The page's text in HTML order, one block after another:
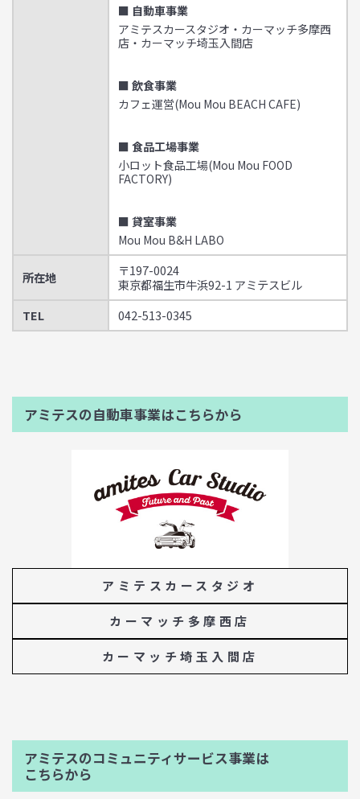
■ 自動車事業
アミテスカースタジオ・カーマッチ多摩西
店・カーマッチ埼玉入間店
■ 飲食事業
カフェ運営(Mou Mou BEACH CAFE)
■ 食品工場事業
小ロット食品工場(Mou Mou FOOD
FACTORY)
■ 貸室事業
Mou Mou B&H LABO
所在地
〒197-0024
東京都福生市牛浜92-1 アミテスビル
TEL
042-513-0345
アミテスの自動車事業はこちらから
アミテスカースタジオ
カーマッチ多摩西店
カーマッチ埼玉入間店
アミテスのコミュニティサービス事業は
こちらから